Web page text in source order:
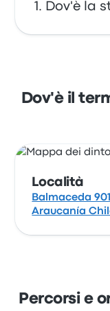
Dov'è la
Araucanía
questa
Dov'è il
Località
Balmaceda
Araucanía
Percorsi e